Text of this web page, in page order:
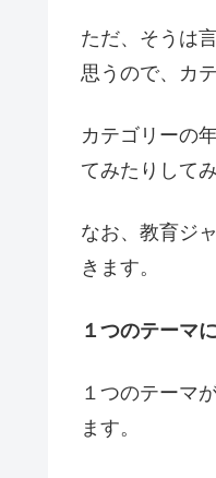
ただ、そうは
思うので、カ
カテゴリーの
てみたりして
なお、教育ジ
きます。
１つのテーマ
１つのテーマ
ます。